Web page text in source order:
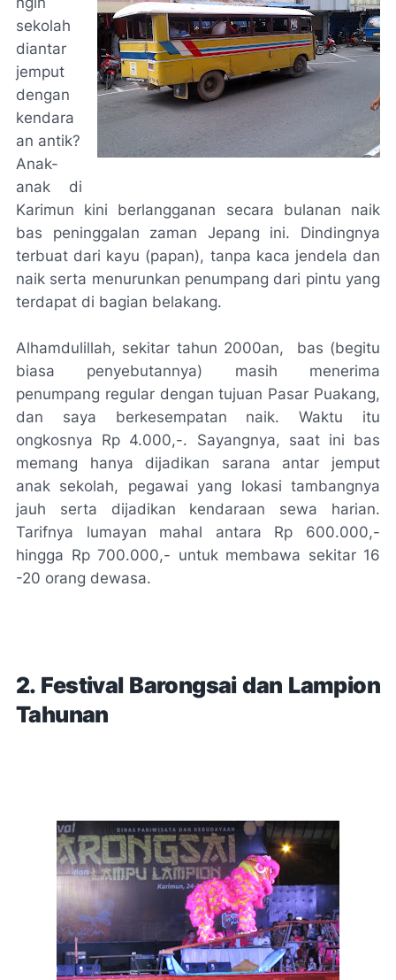
sekolah
diantar
jemput
dengan
kendara
an antik?
Anak-
anak di
Karimun kini berlangganan secara bulanan naik
bas peninggalan zaman Jepang ini. Dindingnya
terbuat dari kayu (papan), tanpa kaca jendela dan
naik serta menurunkan penumpang dari pintu yang
terdapat di bagian belakang.
Alhamdulillah, sekitar tahun 2000an, bas (begitu
biasa penyebutannya) masih menerima
penumpang regular dengan tujuan Pasar Puakang,
dan saya berkesempatan naik. Waktu itu
ongkosnya Rp 4.000,-. Sayangnya, saat ini bas
memang hanya dijadikan sarana antar jemput
anak sekolah, pegawai yang lokasi tambangnya
jauh serta dijadikan kendaraan sewa harian.
Tarifnya lumayan mahal antara Rp 600.000,-
hingga Rp 700.000,- untuk membawa sekitar 16
-20 orang dewasa.
2. Festival Barongsai dan Lampion
Tahunan